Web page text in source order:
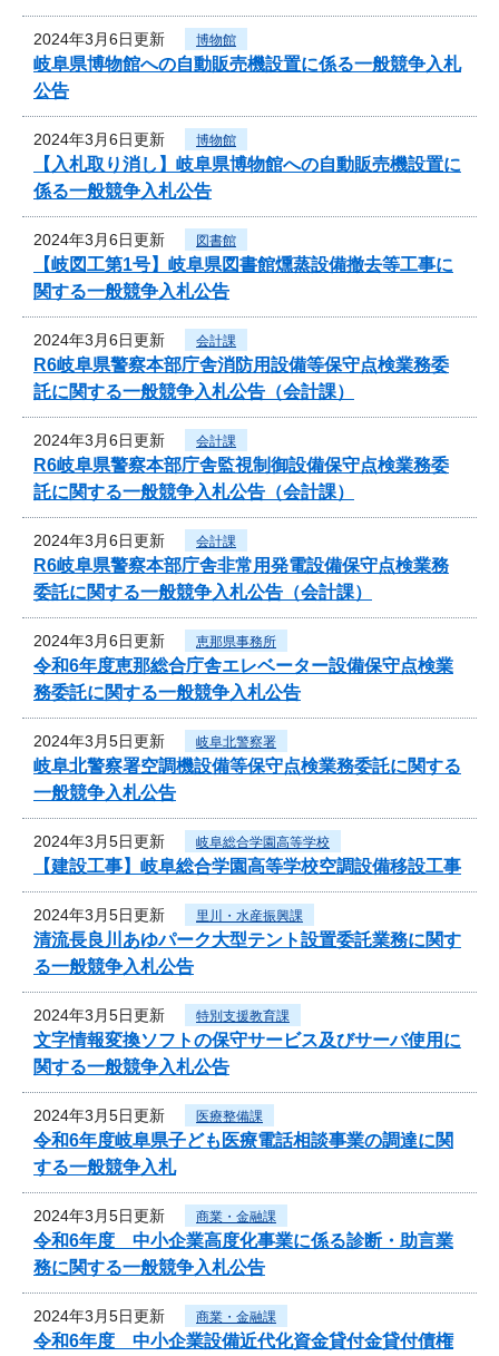
2024年3月6日更新 博物館
岐阜県博物館への自動販売機設置に係る一般競争入札
公告
2024年3月6日更新 博物館
【入札取り消し】岐阜県博物館への自動販売機設置に
係る一般競争入札公告
2024年3月6日更新 図書館
【岐図工第1号】岐阜県図書館燻蒸設備撤去等工事に
関する一般競争入札公告
2024年3月6日更新 会計課
R6岐阜県警察本部庁舎消防用設備等保守点検業務委
託に関する一般競争入札公告（会計課）
2024年3月6日更新 会計課
R6岐阜県警察本部庁舎監視制御設備保守点検業務委
託に関する一般競争入札公告（会計課）
2024年3月6日更新 会計課
R6岐阜県警察本部庁舎非常用発電設備保守点検業務
委託に関する一般競争入札公告（会計課）
2024年3月6日更新 恵那県事務所
令和6年度恵那総合庁舎エレベーター設備保守点検業
務委託に関する一般競争入札公告
2024年3月5日更新 岐阜北警察署
岐阜北警察署空調機設備等保守点検業務委託に関する
一般競争入札公告
2024年3月5日更新 岐阜総合学園高等学校
【建設工事】岐阜総合学園高等学校空調設備移設工事
2024年3月5日更新 里川・水産振興課
清流長良川あゆパーク大型テント設置委託業務に関す
る一般競争入札公告
2024年3月5日更新 特別支援教育課
文字情報変換ソフトの保守サービス及びサーバ使用に
関する一般競争入札公告
2024年3月5日更新 医療整備課
令和6年度岐阜県子ども医療電話相談事業の調達に関
する一般競争入札
2024年3月5日更新 商業・金融課
令和6年度 中小企業高度化事業に係る診断・助言業
務に関する一般競争入札公告
2024年3月5日更新 商業・金融課
令和6年度 中小企業設備近代化資金貸付金貸付債権